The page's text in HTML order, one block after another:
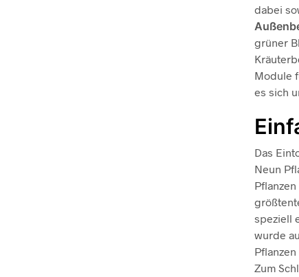
dabei
grüner
Module
es sich
Das
Neun
speziell
wurde
Zum